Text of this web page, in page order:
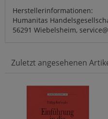
Herstellerinformationen:
Humanitas
56291 Wiebelsheim,
Zuletzt angesehenen